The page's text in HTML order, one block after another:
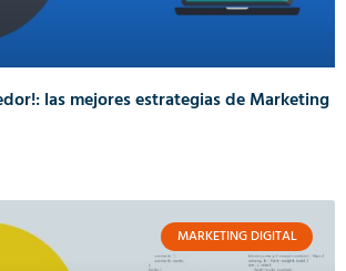
las mejores estrategias de Marketing
MARKETING DIGITAL